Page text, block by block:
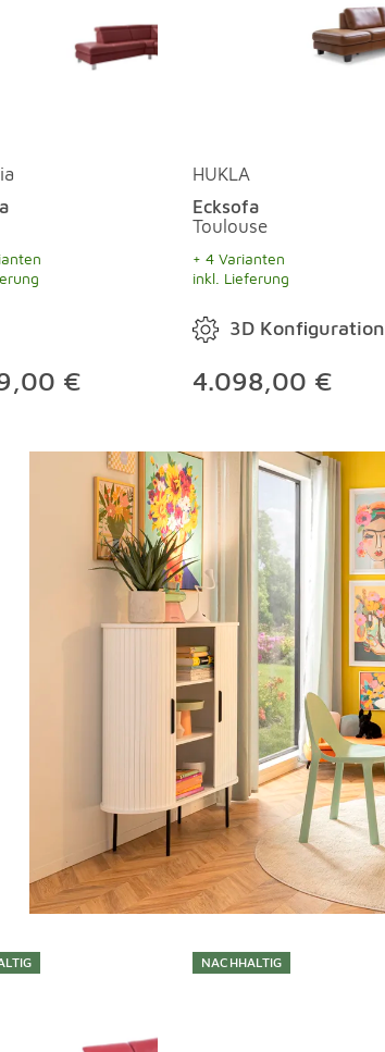
€
HUKLA
Ecksofa
Toulouse
+ 4 Varianten
inkl. Lieferung
3D Konfiguration
4.098,00 €
Shop the look überspringen
NACHHALTIG